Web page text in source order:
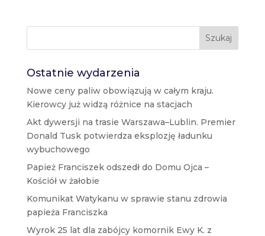
Szukaj
Ostatnie wydarzenia
Nowe ceny paliw obowiązują w całym kraju.
Kierowcy już widzą różnice na stacjach
Akt dywersji na trasie Warszawa–Lublin. Premier
Donald Tusk potwierdza eksplozję ładunku
wybuchowego
Papież Franciszek odszedł do Domu Ojca –
Kościół w żałobie
Komunikat Watykanu w sprawie stanu zdrowia
papieża Franciszka
Wyrok 25 lat dla zabójcy komornik Ewy K. z